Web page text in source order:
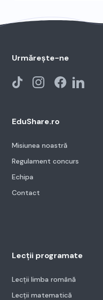
EduShare.ro
Misiunea noastră
Regulament concurs
Echipa
Contact
Lecții programate
Lecții limba română
Lecții matematică
Urmărește-ne